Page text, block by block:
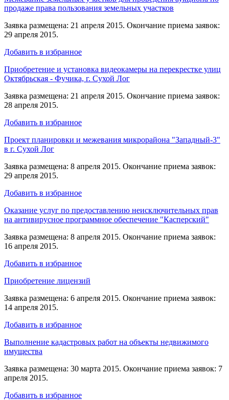
продаже права пользования земельных участков
Заявка размещена: 21 апреля 2015. Окончание приема заявок:
29 апреля 2015.
Добавить в избранное
Приобретение и установка видеокамеры на перекрестке улиц
Октябрьская - Фучика, г. Сухой Лог
Заявка размещена: 21 апреля 2015. Окончание приема заявок:
28 апреля 2015.
Добавить в избранное
Проект планировки и межевания микрорайона "Западный-3"
в г. Сухой Лог
Заявка размещена: 8 апреля 2015. Окончание приема заявок:
29 апреля 2015.
Добавить в избранное
Оказание услуг по предоставлению неисключительных прав
на антивирусное программное обеспечение "Касперский"
Заявка размещена: 8 апреля 2015. Окончание приема заявок:
16 апреля 2015.
Добавить в избранное
Приобретение лицензий
Заявка размещена: 6 апреля 2015. Окончание приема заявок:
14 апреля 2015.
Добавить в избранное
Выполнение кадастровых работ на объекты недвижимого
имущества
Заявка размещена: 30 марта 2015. Окончание приема заявок: 7
апреля 2015.
Добавить в избранное